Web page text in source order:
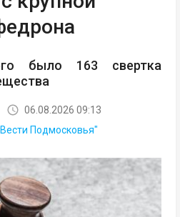
было 163 свертка
06.08.2026 09:13
Подмосковья"